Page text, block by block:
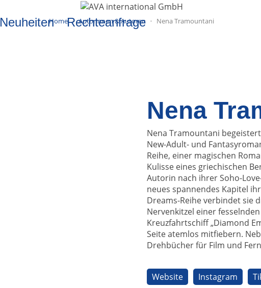
Neuheiten Rechteanfrage
Home Autorinnen & Autoren Nena Tramountani
Nena
Nena Tramountani
New-Adult- und
Reihe, einer magischen
Kulisse eines griechischen
Autorin nach ihrer Soho-
neues spannendes Kapitel
Dreams-Reihe verbindet sie
Nervenkitzel einer
Kreuzfahrtschiff „Diamond
Seite atemlos mitfiebern.
Drehbücher für Film und
Website Instagram